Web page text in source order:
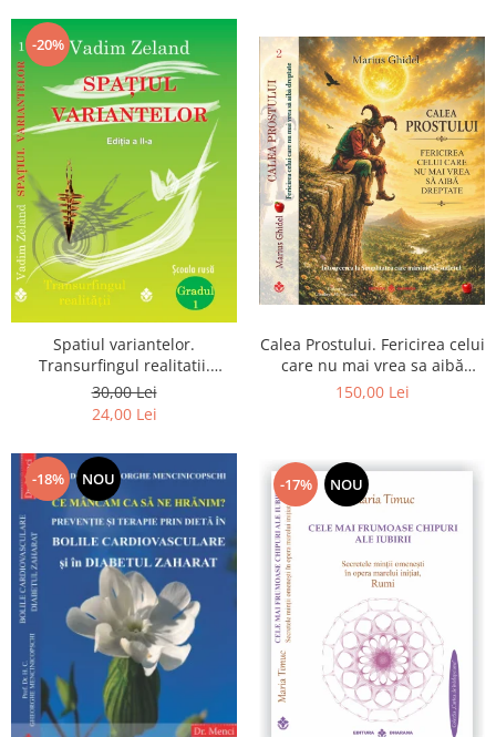
-20%
Spatiul variantelor.
Transurfingul realitatii.
Gradul 1. Cum sa ne
dezvoltam intuitia si sa ne
30,00 Lei
24,00 Lei
Calea Prostului. Fericirea celui
care nu mai vrea sa aibă
dreptate - Intoarcerea la
150,00 Lei
-18% NOU -17% NOU